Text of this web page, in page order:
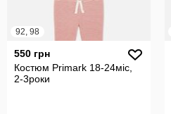
92, 98
550 грн
Костюм Primark 18-24міс,
2-3роки